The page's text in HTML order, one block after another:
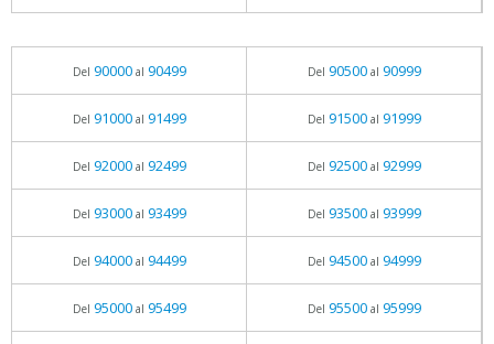
Del 90000al 90499 Del 90500al 90999
Del 91000al 91499 Del 91500al 91999
Del 92000al 92499 Del 92500al 92999
Del 93000al 93499 Del 93500al 93999
Del 94000al 94499 Del 94500al 94999
Del 95000al 95499 Del 95500al 95999